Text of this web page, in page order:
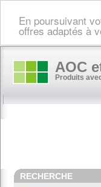
En poursuivant
offres adaptés à
AOC
Produits
RECHERCHE